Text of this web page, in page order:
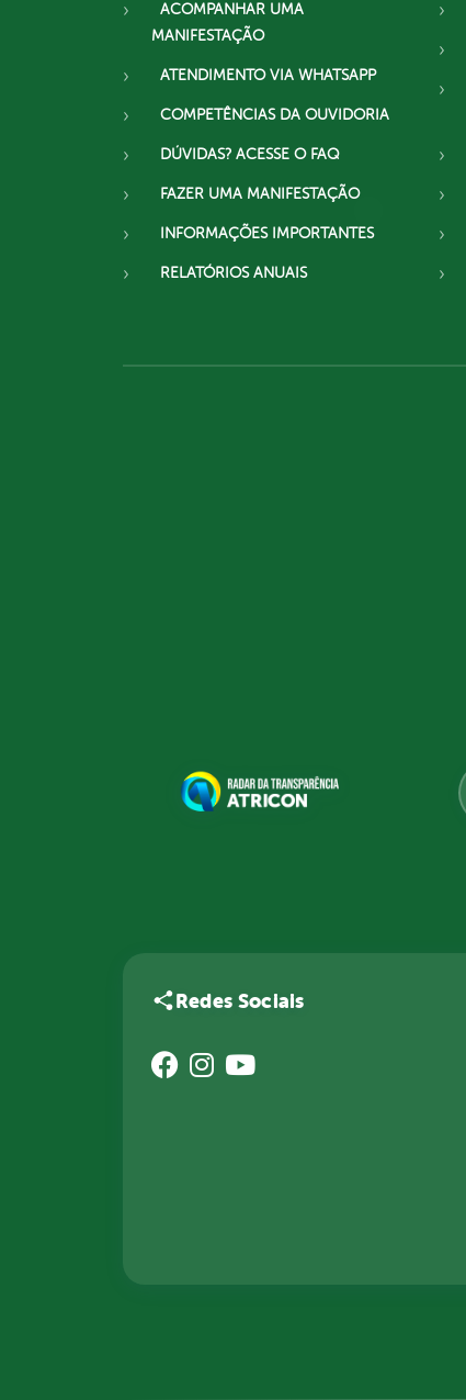
ACOMPANHAR UMA
MANIFESTAÇÃO
ATENDIMENTO VIA WHATSAPP
COMPETÊNCIAS DA OUVIDORIA
DÚVIDAS? ACESSE O FAQ
FAZER UMA MANIFESTAÇÃO
INFORMAÇÕES IMPORTANTES
RELATÓRIOS ANUAIS
Redes Sociais